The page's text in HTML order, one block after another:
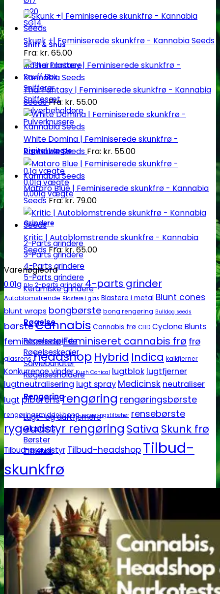
Ø20
SG14
Sniff & Snus
Master blastere
Snuff Box
Snifferør
Sniffesæt
Pulverbeholdere
Pulverknusere
Digital vægte
0,1g vægte
0,01g vægte
0,001g vægte
Grindere
2-Parts grindere
3-Parts grindere
4-Parts grindere
5-Parts grindere
Keramiske grindere
Røgelse
Røgelsespinde
Røgelseskegler
Salviebundter
Røgelsesholdere
Rengøring
Lugt- og duftfjernere
Glasrens
Børster
Tilbehør
Skunk +| Feminiserede skunkfrø - Kannabia Seeds
Fra: kr. 65.00
Thai Fantasy | Feminiserede skunkfrø - Kannabia
SeedsFra: kr. 55.00
White Domina | Feminiserede skunkfrø -
Kannabia Seeds Fra: kr. 55.00
Mataro Blue | Feminiserede skunkfrø - Kannabia
SeedsFra:kr. 79.00
Kritic | Autoblomstrende skunkfrø - Kannabia
SeedsFra:kr.65.00
Varenøgleord
0.01g 0.1g 2-parts grinder 4-parts grinder
Autoblomstrende Blastere i glas Blastere i metal Blunt cones
blunt wraps bongbørste bong rengøring Bulldog seeds
børsteCannabis Cannabis frø CBD Cyclone Blunts
feminiseredeFeminiseret cannabis frø frø
glasrens headshop Hybrid Indica kalkfjerner
Konkurrence vinder Kush Conical lugtblok lugtfjerner
lugtneutralisering lugt spray Medicinsk neutraliser
lugt piberensrengøring rengøringsbørste
rengøringsmiddel bong rengøringstilbehør rensebørste
rygeudstyr rengøring Sativa Skunk frø
Tilbud-groudstyr Tilbud-headshop Tilbud-
skunkfrø